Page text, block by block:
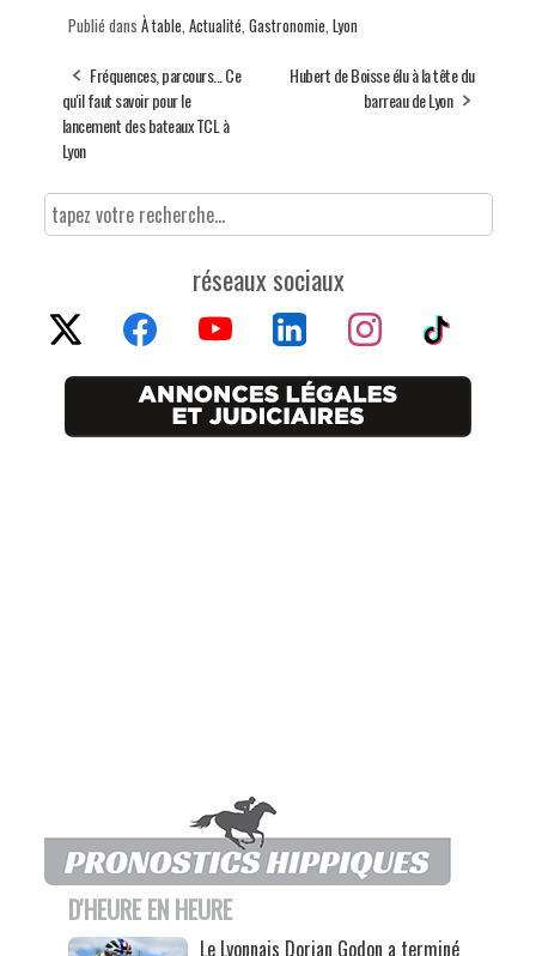
Publié dans À table, Actualité, Gastronomie, Lyon
Fréquences, parcours... Ce
qu'il faut savoir pour le
lancement des bateaux TCL à
Lyon
Hubert de Boisse élu à la tête du
barreau de Lyon
réseaux sociaux
D'HEURE EN HEURE
Le Lyonnais Dorian Godon a terminé